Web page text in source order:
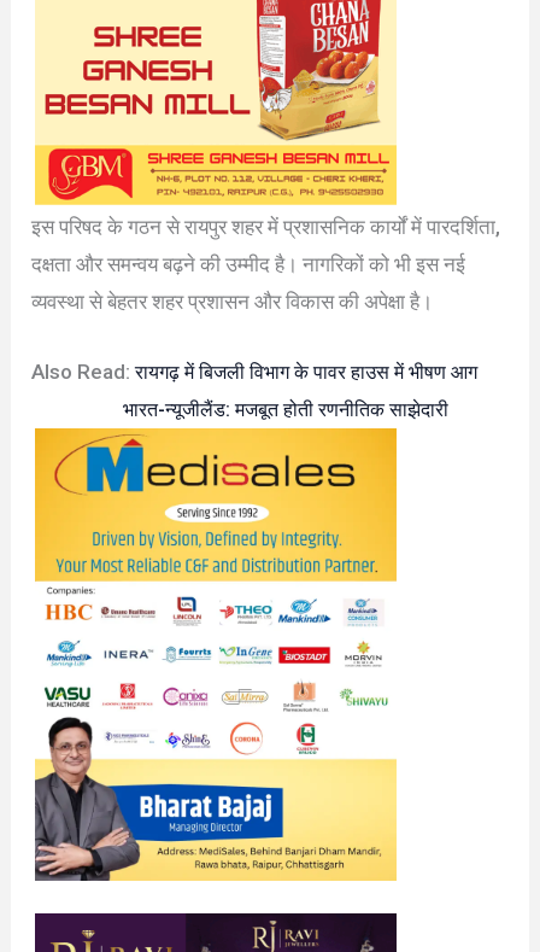
इस परिषद के गठन से रायपुर शहर में प्रशासनिक कार्यों में पारदर्शिता,
दक्षता और समन्वय बढ़ने की उम्मीद है। नागरिकों को भी इस नई
व्यवस्था से बेहतर शहर प्रशासन और विकास की अपेक्षा है।
Also Read:रायगढ़ में बिजली विभाग के पावर हाउस में भीषण आग
भारत-न्यूजीलैंड: मजबूत होती रणनीतिक साझेदारी